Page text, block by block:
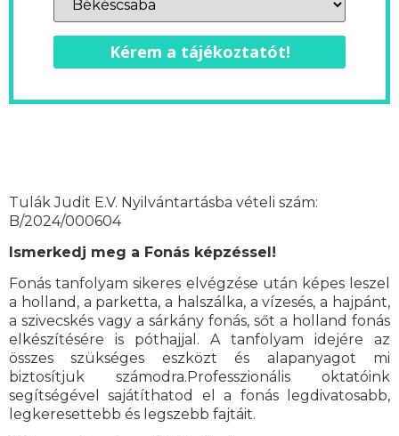
Kérem a tájékoztatót!
Tulák Judit E.V. Nyilvántartásba vételi szám:
B/2024/000604
Ismerkedj meg a Fonás képzéssel!
Fonás tanfolyam sikeres elvégzése után képes leszel
a holland, a parketta, a halszálka, a vízesés, a hajpánt,
a szivecskés vagy a sárkány fonás, sőt a holland fonás
elkészítésére is póthajjal. A tanfolyam idejére az
összes szükséges eszközt és alapanyagot mi
biztosítjuk számodra.Professzionális oktatóink
segítségével sajátíthatod el a fonás legdivatosabb,
legkeresettebb és legszebb fajtáit.